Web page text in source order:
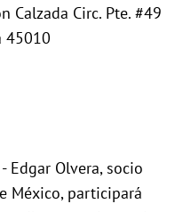
Calzada Circ. Pte. #49
45010
Edgar Olvera, socio
México, participará